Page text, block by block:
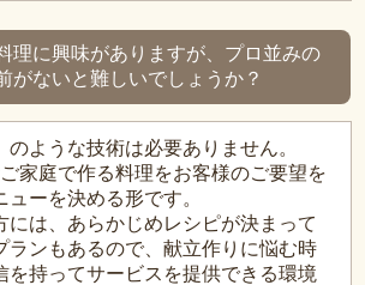
理に興味がありますが、プロ並みの
がないと難しいでしょうか？
のような技術は必要ありません。
家庭で作る料理をお客様のご要望を
ーを決める形です。
には、あらかじめレシピが決まって
ランもあるので、献立作りに悩む時
を持ってサービスを提供できる環境